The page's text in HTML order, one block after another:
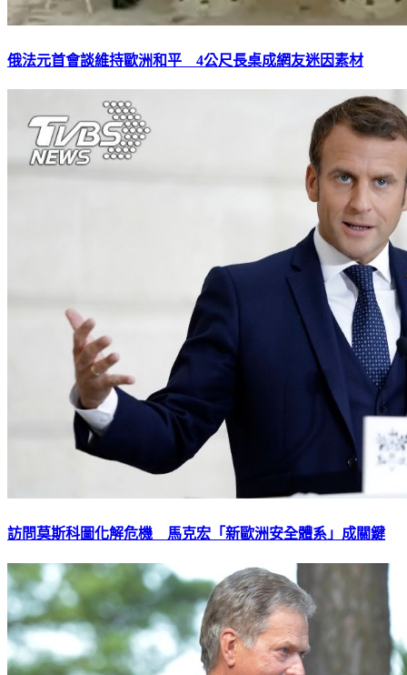
俄法元首會談維持歐洲和平 4公尺長桌成網友迷因素材
訪問莫斯科圖化解危機 馬克宏「新歐洲安全體系」成關鍵